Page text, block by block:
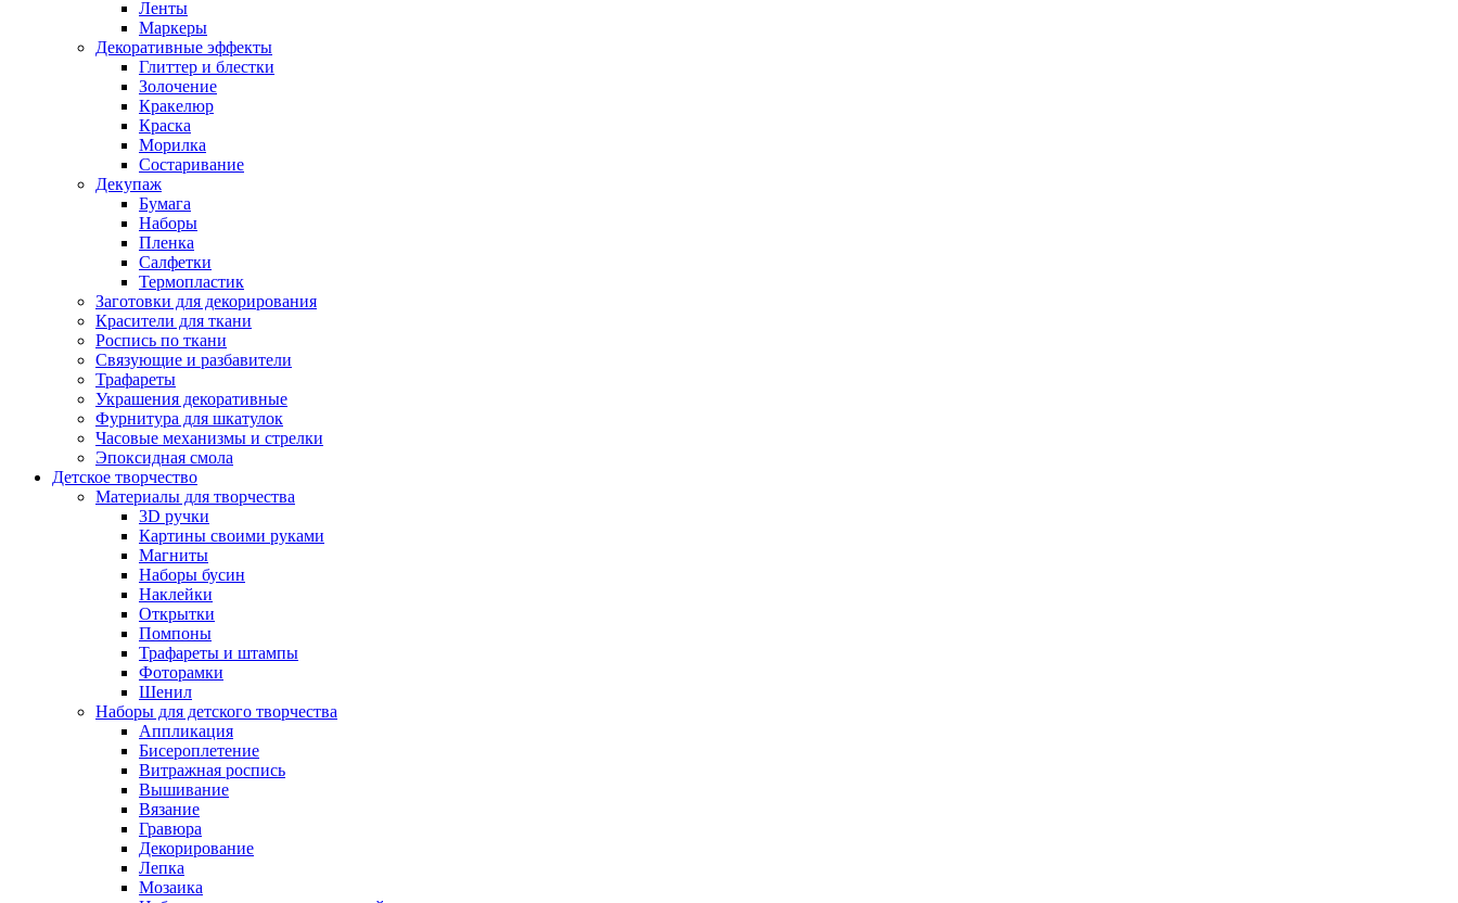
Ленты
Маркеры
Декоративные эффекты
Глиттер и блестки
Золочение
Кракелюр
Краска
Морилка
Состаривание
Декупаж
Бумага
Наборы
Пленка
Салфетки
Термопластик
Заготовки для декорирования
Красители для ткани
Роспись по ткани
Связующие и разбавители
Трафареты
Украшения декоративные
Фурнитура для шкатулок
Часовые механизмы и стрелки
Эпоксидная смола
Детское творчество
Материалы для творчества
3D ручки
Картины своими руками
Магниты
Наборы бусин
Наклейки
Открытки
Помпоны
Трафареты и штампы
Фоторамки
Шенил
Наборы для детского творчества
Аппликация
Бисероплетение
Витражная роспись
Вышивание
Вязание
Гравюра
Декорирование
Лепка
Мозаика